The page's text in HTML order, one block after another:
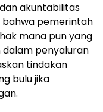
akuntabilitas
bahwa pemerintah
mana pun yang
penyaluran
tindakan
bulu jika